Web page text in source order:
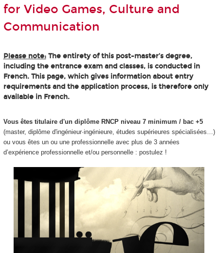
for Video Games, Culture and
Communication
Please note:The entirety of this post-master’s degree,
including the entrance exam and classes, is conducted in
French. This page, which gives information about entry
requirements and the application process, is therefore only
available in French.
Vous êtes titulaire d'un diplôme RNCP niveau 7 minimum / bac +5
(master, diplôme d'ingénieur·ingénieure, études supérieures spécialisées…)
ou vous êtes un ou une professionnelle avec plus de 3 années
d’expérience professionnelle et/ou personnelle : postulez !